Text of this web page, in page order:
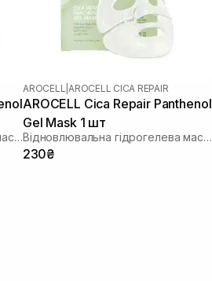
Відновлювальна гідрогелева маска з екзосомами центели та пантенолом
AROCELL |AROCELL CICA REPAIR
AROCELL Cica Repair Panthenol
Gel Mask 1 шт
Відновлювальна гідрогелева маска з екзосомами центели та пантенолом
230₴